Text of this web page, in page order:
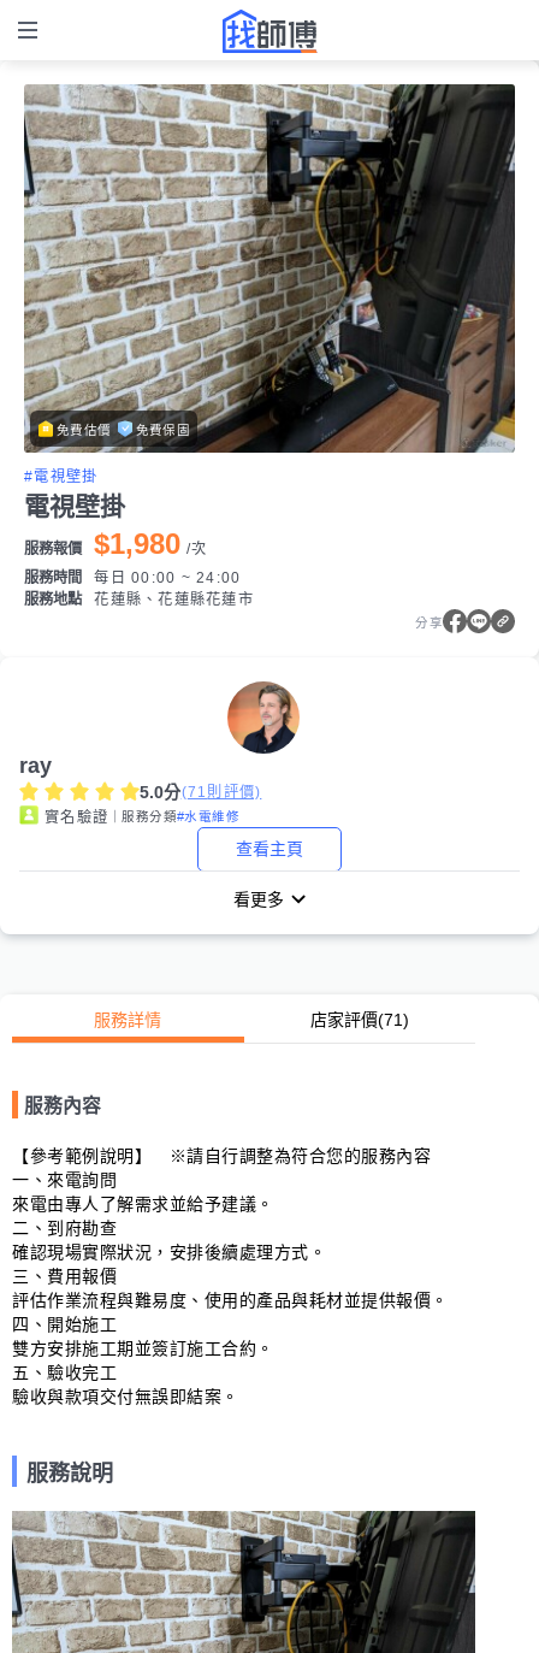
免費估價 免費保固
#電視壁掛
電視壁掛
服務報價 $1,980 /次
服務時間
每日 00:00 ~ 24:00
服務地點
花蓮縣、花蓮縣花蓮市
分享
ray
5.0分(71 則評價)
實名驗證 ｜服務分類#水電維修
查看主頁
看更多
服務詳情 店家評價(71)
服務內容
【參考範例說明】　※請自行調整為符合您的服務內容
一、來電詢問
來電由專人了解需求並給予建議。
二、到府勘查
確認現場實際狀況，安排後續處理方式。
三、費用報價
評估作業流程與難易度、使用的產品與耗材並提供報價。
四、開始施工
雙方安排施工期並簽訂施工合約。
五、驗收完工
驗收與款項交付無誤即結案。
服務說明